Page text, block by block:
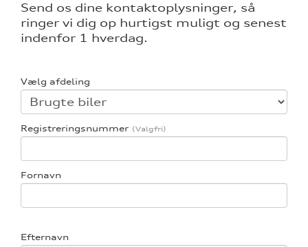
Send os dine kontaktoplysninger, så
ringer vi dig op hurtigst muligt og senest
indenfor 1 hverdag.
Vælg afdeling
Registreringsnummer
Fornavn
Efternavn